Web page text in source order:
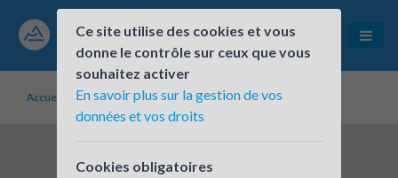
Accueil Établissements inscrits collège Georges Pompidou
Ce site utilise des cookies et vous
donne le contrôle sur ceux que vous
souhaitez activer
En savoir plus sur la gestion de vos
données et vos droits
Cookies obligatoires